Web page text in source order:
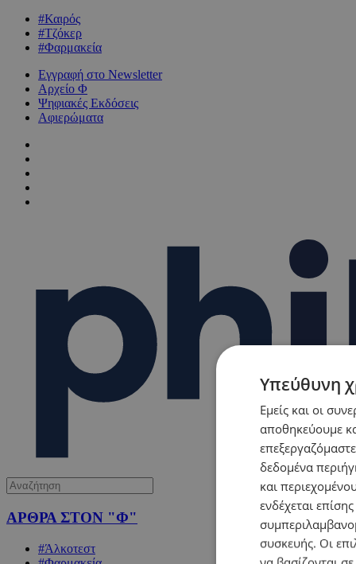
#Καιρός
#Τζόκερ
#Φαρμακεία
Εγγραφή στο Newsletter
Αρχείο Φ
Ψηφιακές Εκδόσεις
Αφιερώματα
ΑΡΘΡΑ ΣΤΟΝ "Φ"
#Άλκοτεστ
Υπεύθυνη
Εμείς και οι
αποθηκεύουμε
δεδομένα
και
ενδέχεται
συσκευής. Οι